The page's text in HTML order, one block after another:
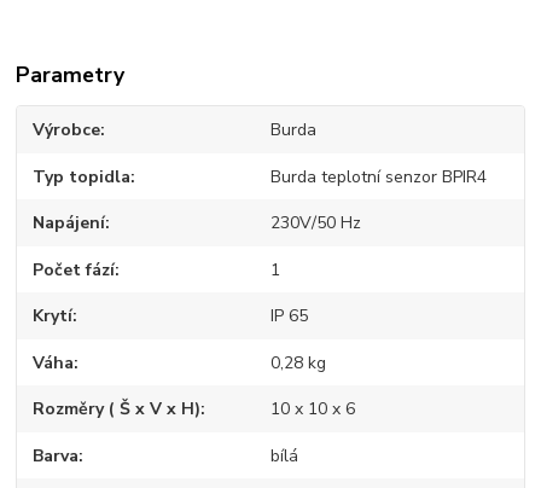
Parametry
Výrobce Burda
Typ topidla Burda teplotní senzor BPIR4
Napájení 230V/50 Hz
Počet fází 1
Krytí IP 65
Váha 0,28 kg
Rozměry ( Š x V x H) 10 x 10 x 6
Barva bílá